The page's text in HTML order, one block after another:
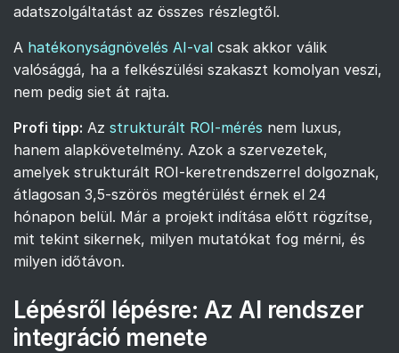
adatszolgáltatást az összes részlegtől.
A hatékonyságnövelés AI-val csak akkor válik
valósággá, ha a felkészülési szakaszt komolyan veszi,
nem pedig siet át rajta.
Profi tipp: Az strukturált ROI-mérés nem luxus,
hanem alapkövetelmény. Azok a szervezetek,
amelyek strukturált ROI-keretrendszerrel dolgoznak,
átlagosan 3,5-szörös megtérülést érnek el 24
hónapon belül. Már a projekt indítása előtt rögzítse,
mit tekint sikernek, milyen mutatókat fog mérni, és
milyen időtávon.
Lépésről lépésre: Az AI rendszer
integráció menete